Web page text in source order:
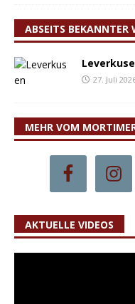
ABSEITS BEKANNTER
27. Juli
MEHR VOM
AKTUELLE VIDEOS